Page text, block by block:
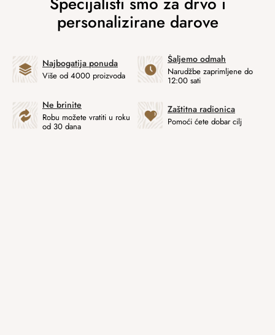
Najbogatija ponuda
Više od 4000 proizvoda
Šaljemo odmah
Narudžbe zaprimljene do
12:00 sati
Ne brinite
Robu možete vratiti u roku
od 30 dana
Zaštitna radionica
Pomoći ćete dobar cilj